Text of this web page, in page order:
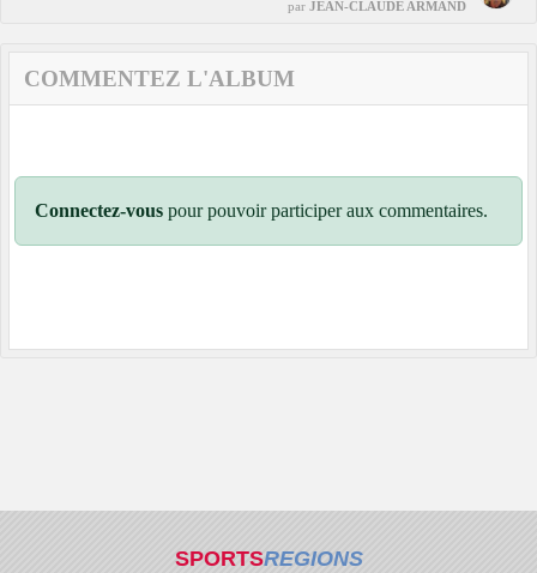
par JEAN-CLAUDE ARMAND
COMMENTEZ L'ALBUM
Connectez-vous pour pouvoir participer aux commentaires.
SPORTSREGIONS